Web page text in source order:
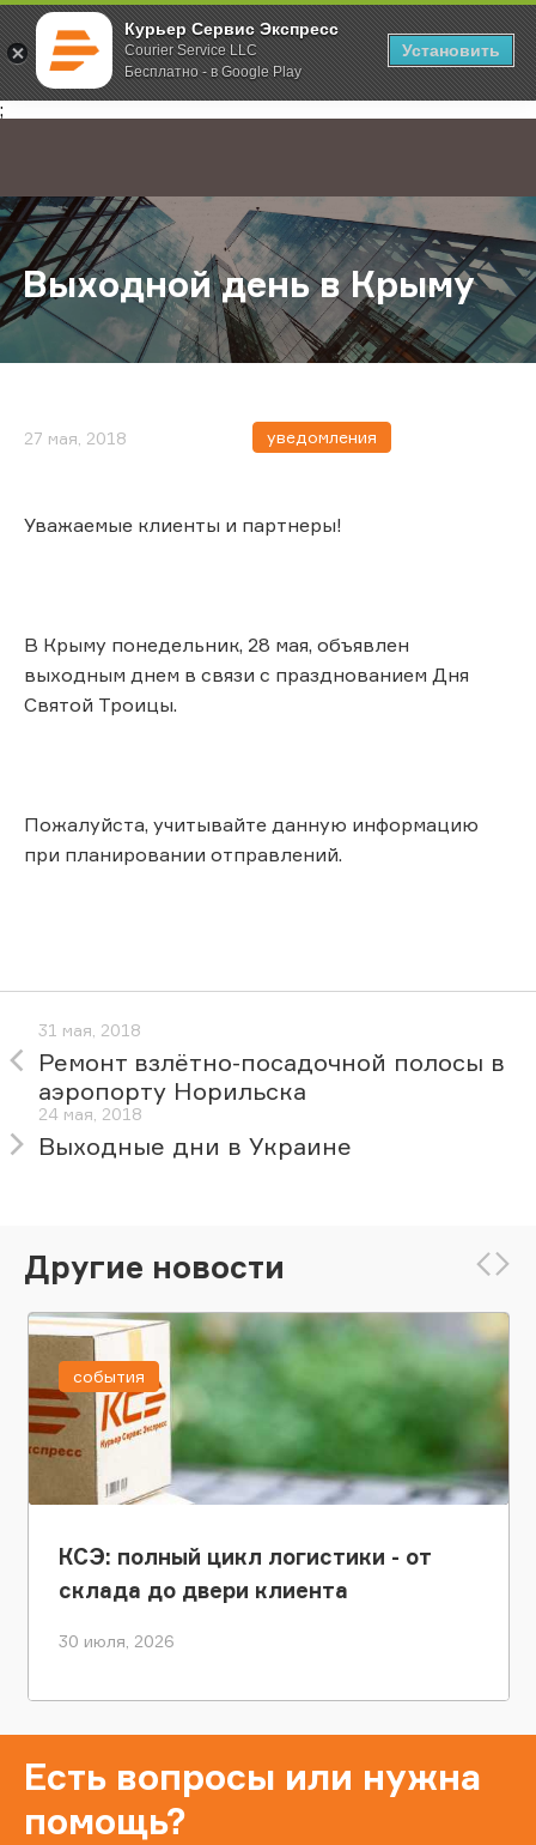
Курьер Сервис Экспресс
Courier Service LLC
Бесплатно - в Google Play
Установить
;
Главная О компании Новости Выходной день в Крыму
Выходной день в Крыму
27 мая, 2018 уведомления
Уважаемые клиенты и партнеры!
В Крыму понедельник, 28 мая, объявлен
выходным днем в связи с празднованием Дня
Святой Троицы.
Пожалуйста, учитывайте данную информацию
при планировании отправлений.
31 мая, 2018
Ремонт взлётно-посадочной полосы в
аэропорту Норильска
24 мая, 2018
Выходные дни в Украине
Другие новости
КСЭ: полный цикл логистики - от
склада до двери клиента
30 июля, 2026
события
Есть вопросы или нужна
помощь?